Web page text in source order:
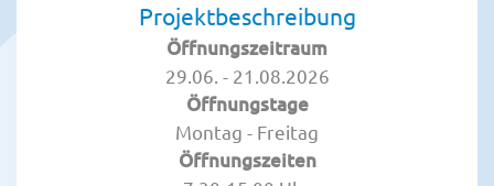
Projektbeschreibung
Öffnungszeitraum
29.06. - 21.08.2026
Öffnungstage
Montag - Freitag
Öffnungszeiten